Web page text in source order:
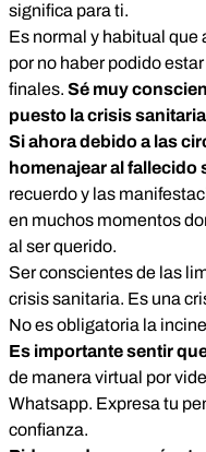
significa para ti.
Es normal y habitual
por no haber podido
finales. Sé muy
puesto la crisis
Si ahora debido a las
homenajear al fallecido
recuerdo y las
en muchos momentos
al ser querido.
Ser conscientes de las
crisis sanitaria. Es una
No es obligatoria la
Es importante sentir
de manera virtual por
Whatsapp. Expresa tu
confianza.